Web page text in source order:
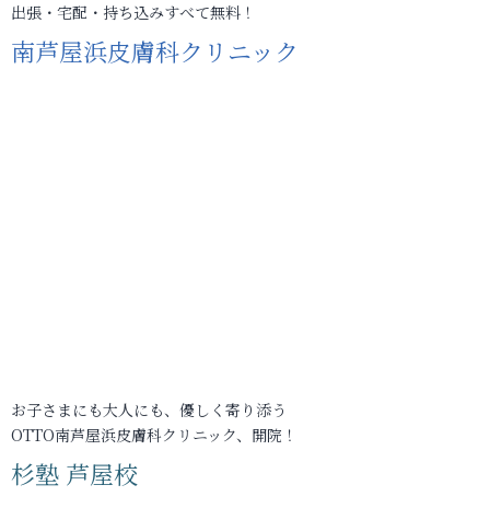
出張・宅配・持ち込みすべて無料！
南芦屋浜皮膚科クリニック
お子さまにも大人にも、優しく寄り添う
OTTO南芦屋浜皮膚科クリニック、開院！
杉塾 芦屋校